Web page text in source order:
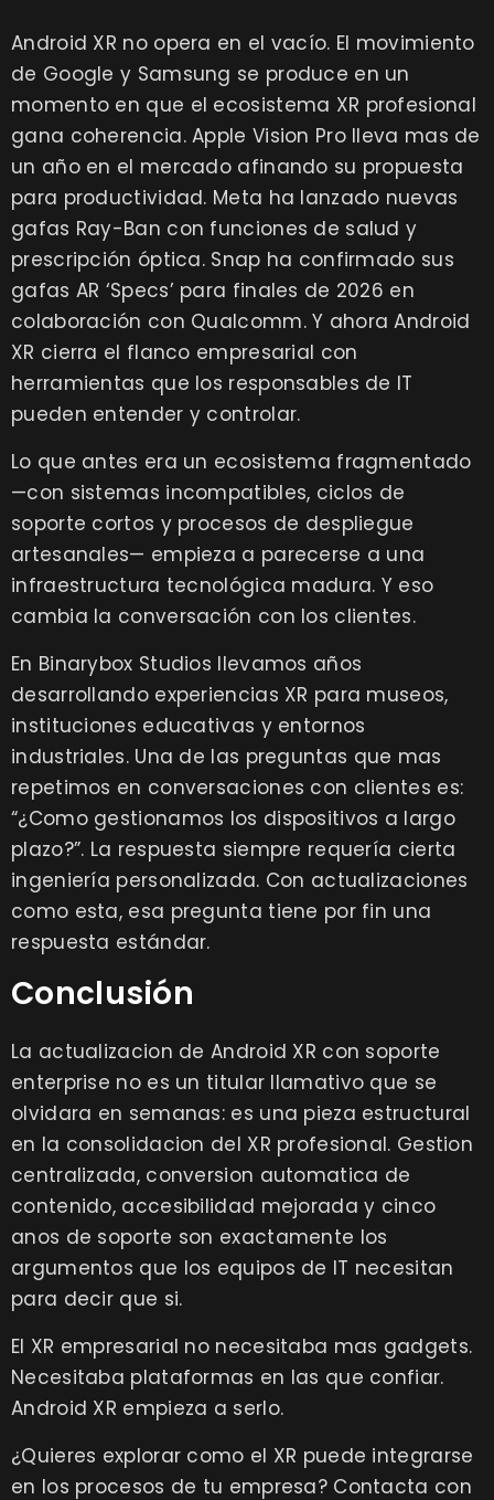
Android XR no opera en el vacío. El movimiento
de Google y Samsung se produce en un
momento en que el ecosistema XR profesional
gana coherencia. Apple Vision Pro lleva mas de
un año en el mercado afinando su propuesta
para productividad. Meta ha lanzado nuevas
gafas Ray-Ban con funciones de salud y
prescripción óptica. Snap ha confirmado sus
gafas AR ‘Specs’ para finales de 2026 en
colaboración con Qualcomm. Y ahora Android
XR cierra el flanco empresarial con
herramientas que los responsables de IT
pueden entender y controlar.
Lo que antes era un ecosistema fragmentado
—con sistemas incompatibles, ciclos de
soporte cortos y procesos de despliegue
artesanales— empieza a parecerse a una
infraestructura tecnológica madura. Y eso
cambia la conversación con los clientes.
En Binarybox Studios llevamos años
desarrollando experiencias XR para museos,
instituciones educativas y entornos
industriales. Una de las preguntas que mas
repetimos en conversaciones con clientes es:
“¿Como gestionamos los dispositivos a largo
plazo?”. La respuesta siempre requería cierta
ingeniería personalizada. Con actualizaciones
como esta, esa pregunta tiene por fin una
respuesta estándar.
Conclusión
La actualizacion de Android XR con soporte
enterprise no es un titular llamativo que se
olvidara en semanas: es una pieza estructural
en la consolidacion del XR profesional. Gestion
centralizada, conversion automatica de
contenido, accesibilidad mejorada y cinco
anos de soporte son exactamente los
argumentos que los equipos de IT necesitan
para decir que si.
El XR empresarial no necesitaba mas gadgets.
Necesitaba plataformas en las que confiar.
Android XR empieza a serlo.
¿Quieres explorar como el XR puede integrarse
en los procesos de tu empresa? Contacta con